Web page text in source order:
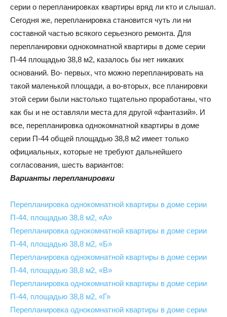
дизайне
серии о перепланировках квартиры вряд ли кто и слышал.
Сегодня же, перепланировка становится чуть ли ни
составной частью всякого серьезного ремонта. Для
перепланировки однокомнатной квартиры в доме серии
П-44 площадью 38,8 м2, казалось бы нет никаких
оснований. Во- первых, что можно перепланировать на
такой маленькой площади, а во-вторых, все планировки
этой серии были настолько тщательно проработаны, что
как бы и не оставляли места для другой «фантазий». И
все, перепланировка однокомнатной квартиры в доме
серии П-44 общей площадью 38,8 м2 имеет только
официальных, которые не требуют дальнейшего
согласования, шесть вариантов:
Варианты перепланировки
Перепланировка однокомнатной квартиры в доме серии
П-44, площадью 38,8 м2, «А»
Перепланировка однокомнатной квартиры в доме серии
П-44, площадью 38,8 м2, «Б»
Перепланировка однокомнатной квартиры в доме серии
П-44, площадью 38,8 м2, «В»
Перепланировка однокомнатной квартиры в доме серии
П-44, площадью 38,8 м2, «Г»
Перепланировка однокомнатной квартиры в доме серии